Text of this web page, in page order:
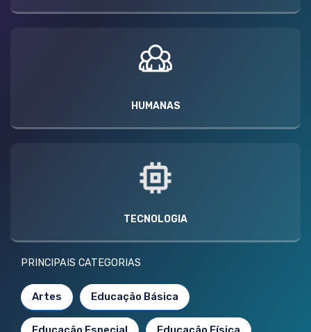
HUMANAS
TECNOLOGIA
PRINCIPAIS CATEGORIAS
Artes Educação Básica